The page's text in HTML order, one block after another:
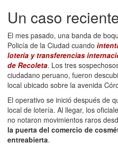
Un caso
El mes pasado, una banda de
Policía de la Ciudad cuando
lotería y transferencias
de Recoleta. Los tres
ciudadano peruano, fueron
local ubicado sobre la avenida
El operativo se inició después de
local de lotería. Al llegar, los
no notaron movimientos raros
la puerta del comercio de
entreabierta.